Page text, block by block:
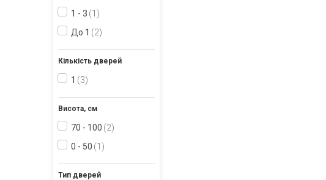
1 - 3 1
До 1
2
Кількість дверей
1 3
Висота, см
70 - 100 2
0 - 50 1
Тип дверей